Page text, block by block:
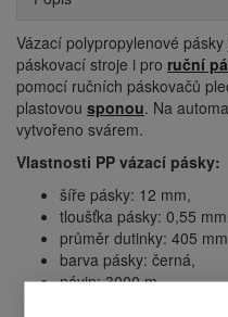
Vázací polypropylenové
páskovací stroje i pro ruční
pomocí ručních páskovačů
plastovou sponou. Na
vytvořeno svárem.
Vlastnosti PP vázací pásky:
šíře pásky: 12 mm,
tloušťka pásky: 0,55
průměr dutinky: 405
barva pásky: černá,
návin: 3000 m,